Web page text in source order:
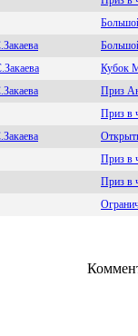
Кубок
Приз
Приз в
Приз в
Приз в